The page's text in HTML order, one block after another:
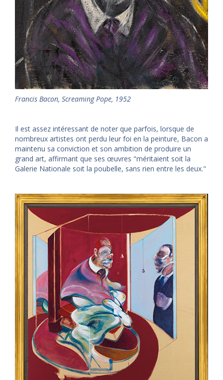
Francis Bacon, Screaming Pope, 1952
Il est assez intéressant de noter que parfois, lorsque de
nombreux artistes ont perdu leur foi en la peinture, Bacon a
maintenu sa conviction et son ambition de produire un
grand art, affirmant que ses œuvres "méritaient soit la
Galerie Nationale soit la poubelle, sans rien entre les deux."